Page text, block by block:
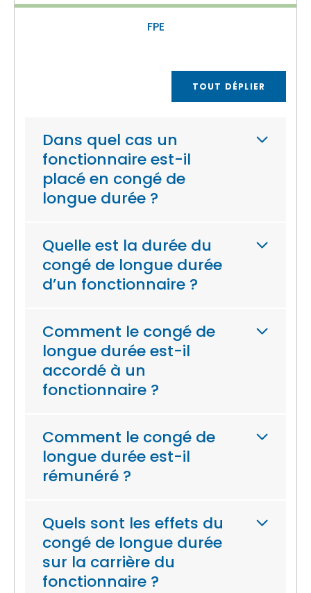
FPE
TOUT DÉPLIER
Dans quel cas un
fonctionnaire est-il
placé en congé de
longue durée ?
Quelle est la durée du
congé de longue durée
d’un fonctionnaire ?
Comment le congé de
longue durée est-il
accordé à un
fonctionnaire ?
Comment le congé de
longue durée est-il
rémunéré ?
Quels sont les effets du
congé de longue durée
sur la carrière du
fonctionnaire ?